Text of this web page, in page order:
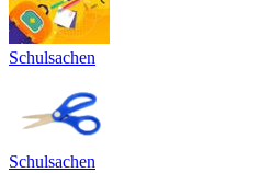
Schulsachen
Schulsachen